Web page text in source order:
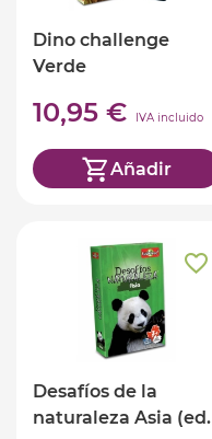
Dino challenge
Verde
10,95 € IVA incluido
Añadir
Desafíos de la
naturaleza Asia (ed.